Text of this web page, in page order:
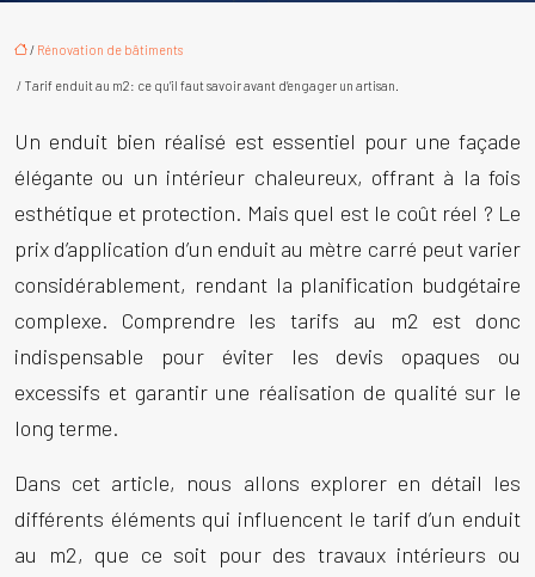
/ Rénovation de bâtiments
/ Tarif enduit au m2: ce qu’il faut savoir avant d’engager un artisan.
Un enduit bien réalisé est essentiel pour une façade
élégante ou un intérieur chaleureux, offrant à la fois
esthétique et protection. Mais quel est le coût réel ? Le
prix d’application d’un enduit au mètre carré peut varier
considérablement, rendant la planification budgétaire
complexe. Comprendre les tarifs au m2 est donc
indispensable pour éviter les devis opaques ou
excessifs et garantir une réalisation de qualité sur le
long terme.
Dans cet article, nous allons explorer en détail les
différents éléments qui influencent le tarif d’un enduit
au m2, que ce soit pour des travaux intérieurs ou